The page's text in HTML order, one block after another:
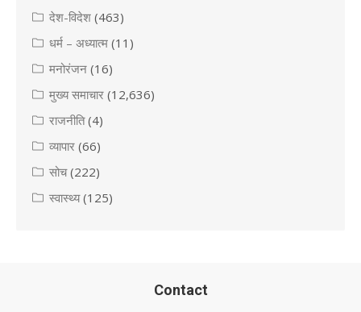
देश-विदेश (463)
धर्म – अध्यात्म (11)
मनोरंजन (16)
मुख्य समाचार (12,636)
राजनीति(4)
व्यापार (66)
सोच(222)
स्वास्थ्य(125)
Contact